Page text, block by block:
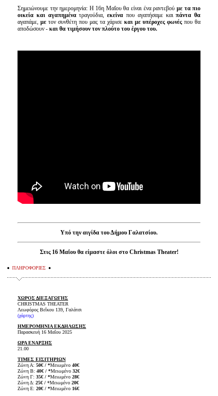
Σημειώνουμε την ημερομηνία: Η 16η Μαΐου θα είναι ένα ραντεβού με τα πιο
οικεία και αγαπημένατραγούδια,εκείνα που αγαπήσαμε καιπάντα θα
αγαπάμε, με τον συνθέτη που μας τα χάρισεκαι με υπέροχες φωνές που θα
αποδώσουν - και θα τιμήσουν τον πλούτο του έργου του.
Υπό την αιγίδα του Δήμου Γαλατσίου.
Στις 16 Μαΐου θα είμαστε όλοι στο Christmas Theater!
ΠΛΗΡΟΦΟΡΙΕΣ
ΧΩΡΟΣ ΔΙΕΞΑΓΩΓΗΣ
CHRISTMAS THEATER
Λεωφόρος Βεΐκου 139, Γαλάτσι
(χάρτης)
ΗΜΕΡΟΜΗΝΙΑ ΕΚΔΗΛΩΣΗΣ
Παρασκευή 16 Μαΐου 2025
ΩΡΑ ΕΝΑΡΞΗΣ
21.00
ΤΙΜΕΣ ΕΙΣΙΤΗΡΙΩΝ
Ζώνη Α: 50€ / *Μειωμένο 40€
Ζώνη Β: 40€ / *Μειωμένο32€
Ζώνη Γ: 35€ / *Μειωμένο28€
Ζώνη Δ: 25€ /*Μειωμένο 20€
Ζώνη Ε: 20€ / *Μειωμένο16€